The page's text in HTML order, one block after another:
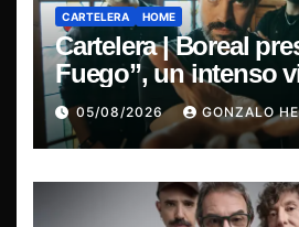
CARTELERA HOME
Cartelera | Boreal
Fuego”, un intenso
pasión y la
05/08/2026 GONZALO